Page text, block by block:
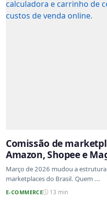
Comissão de
Amazon, Shopee e
atualizadas
Março de 2026 mudou a
marketplaces do Brasil. Quem ...
E-COMMERCE 13 min